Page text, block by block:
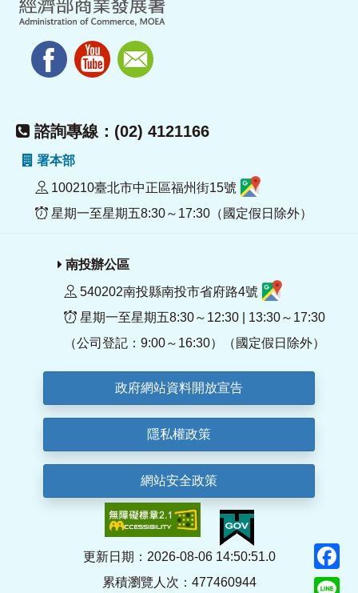
諮詢專線：(02) 4121166
署本部
100210臺北市中正區福州街15號
星期一至星期五8:30～17:30（國定假日除外）
南投辦公區
540202南投縣南投市省府路4號
星期一至星期五8:30～12:30 | 13:30～17:30
（公司登記：9:00～16:30）（國定假日除外）
政府網站資料開放宣告
隱私權政策
網站安全政策
更新日期：2026-08-06 14:50:51.0
累積瀏覽人次：477460944